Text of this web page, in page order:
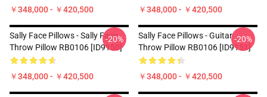
￥348,000 - ￥420,500 ￥348,000 - ￥420,500
Sally Face Pillows - Sally Face
Throw Pillow RB0106 [ID9150]
￥348,000 - ￥420,500
-20%
Sally Face Pillows - Guitar
Throw Pillow RB0106 [ID9151]
￥348,000 - ￥420,500
-20%